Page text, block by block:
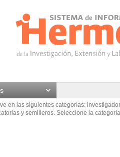
en las siguientes categorías:
y semilleros. Seleccione la